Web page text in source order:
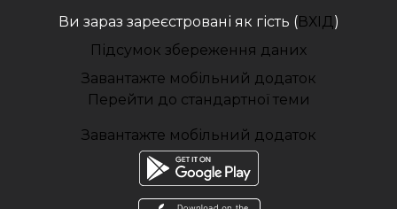
Ви зараз зареєстровані як гість (ВХІД )
Підсумок збереження даних
Завантажте мобільний додаток
Перейти до стандартної теми
Завантажте мобільний додаток